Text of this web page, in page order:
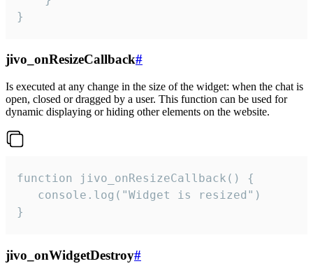
}
jivo_onResizeCallback#
Is executed at any change in the size of the widget: when the chat is
open, closed or dragged by a user. This function can be used for
dynamic displaying or hiding other elements on the website.
function jivo_onResizeCallback() {
   console.log("Widget is resized")
}
jivo_onWidgetDestroy#